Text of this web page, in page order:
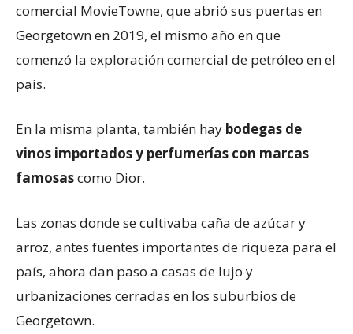
comercial MovieTowne, que abrió sus puertas en
Georgetown en 2019, el mismo año en que
comenzó la exploración comercial de petróleo en el
país.
En la misma planta, también hay bodegas de
vinos importados y perfumerías con marcas
famosascomo Dior.
Las zonas donde se cultivaba caña de azúcar y
arroz, antes fuentes importantes de riqueza para el
país, ahora dan paso a casas de lujo y
urbanizaciones cerradas en los suburbios de
Georgetown.